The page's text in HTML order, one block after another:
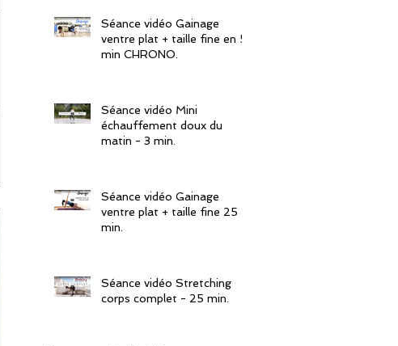
Séance vidéo Gainage
ventre plat + taille fine en 5
min CHRONO.
Séance vidéo Mini
échauffement doux du
matin - 3 min.
Séance vidéo Gainage
ventre plat + taille fine 25
min.
Séance vidéo Stretching
corps complet - 25 min.